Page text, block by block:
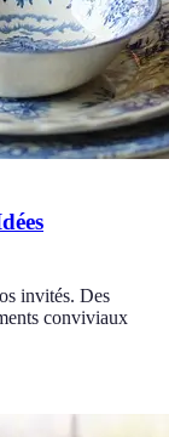
invités. Des
conviviaux